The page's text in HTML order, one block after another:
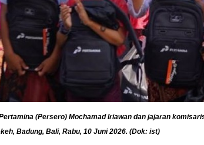
(Persero) Mochamad Iriawan dan jajaran
Badung, Bali, Rabu, 10 Juni 2026. (Dok: ist)